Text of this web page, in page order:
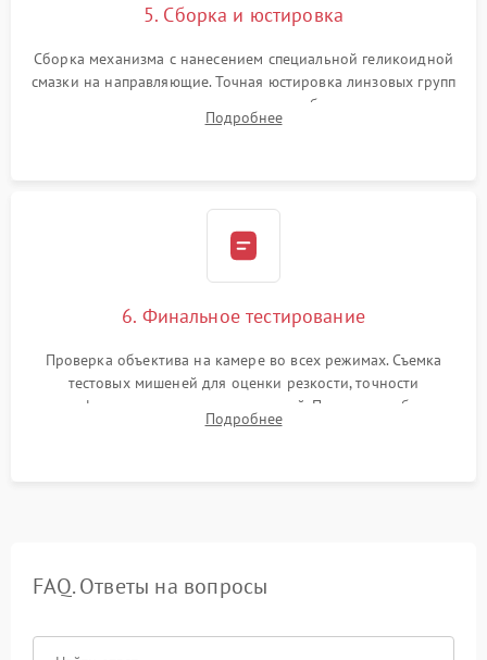
5. Сборка и юстировка
Сборка механизма с нанесением специальной геликоидной
смазки на направляющие. Точная юстировка линзовых групп
программным или механическим способом для устранения
бэк
Подробнее
6. Финальное тестирование
Проверка объектива на камере во всех режимах. Съемка
тестовых мишеней для оценки резкости, точности
автофокуса и отсутствия искажений. Проверка работы
диафрагмы на закрытых значениях и тестирование
Подробнее
FAQ. Ответы на вопросы